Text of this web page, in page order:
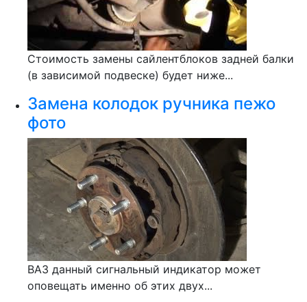
Стоимость замены сайлентблоков задней балки
(в зависимой подвеске) будет ниже...
Замена колодок ручника пежо
фото
ВАЗ данный сигнальный индикатор может
оповещать именно об этих двух...